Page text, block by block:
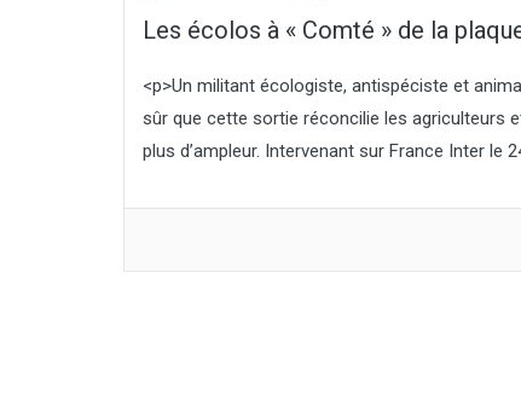
Les écolos à « Comté » de la
<p>Un militant écologiste, antispéciste et
sûr que cette sortie réconcilie les agriculteurs
plus d’ampleur. Intervenant sur France Inter le